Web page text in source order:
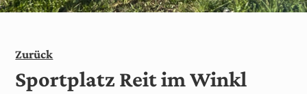
Zurück
Sportplatz Reit im Winkl